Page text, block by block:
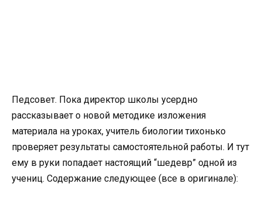
Педсовет. Пока директор школы усердно
рассказывает о новой методике изложения
материала на уроках, учитель биологии тихонько
проверяет результаты самостоятельной работы. И тут
ему в руки попадает настоящий “шедевр” одной из
учениц. Содержание следующее (все в оригинале):